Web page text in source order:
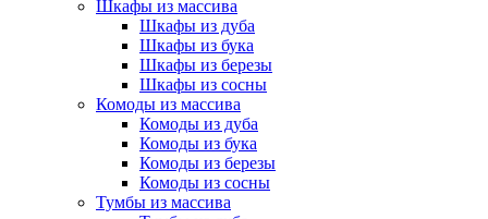
Шкафы из массива
Шкафы из дуба
Шкафы из бука
Шкафы из березы
Шкафы из сосны
Комоды из массива
Комоды из дуба
Комоды из бука
Комоды из березы
Комоды из сосны
Тумбы из массива